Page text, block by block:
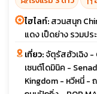
ไฮไลท์:สวนสนุก
แดง เป็ดย่าง รวมปร
เที่ยว:จัตุรัสฮัวเฉิง -
เซนต์โดมินิค -
Kingdom - หวีหนี่ -